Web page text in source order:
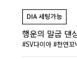
행운의 말굽 댄
#SV다이아 #천연꼬